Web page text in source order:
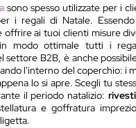
sono spesso utilizzate per i
i regali di Natale.
offrire ai tuoi clienti misure
in modo ottimale tutti i
settore B2B, è anche
l'interno del coperchio: i
lo si apre. Scegli tu
il periodo natalizio:
e goffratura